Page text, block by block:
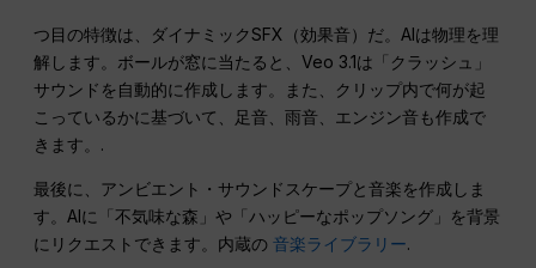
つ目の特徴は、ダイナミックSFX（効果音）だ。AIは物理を理
解します。ボールが窓に当たると、Veo 3.1は「クラッシュ」
サウンドを自動的に作成します。また、クリップ内で何が起
こっているかに基づいて、足音、雨音、エンジン音も作成で
きます。.
最後に、アンビエント・サウンドスケープと音楽を作成しま
す。AIに「不気味な森」や「ハッピーなポップソング」を背景
にリクエストできます。内蔵の音楽ライブラリー.